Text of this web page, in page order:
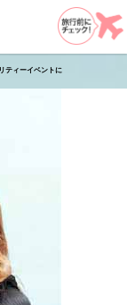
ティーイベントに